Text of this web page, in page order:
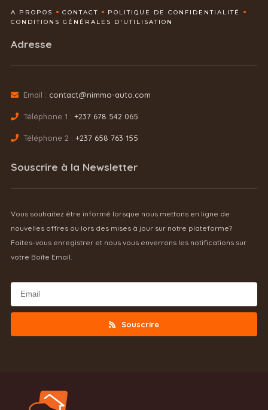
A PROPOS CONTACT
POLITIQUE DE CONFIDENTIALITÉ
CONDITIONS GÉNÉRALES D'UTILISATION
Adresse
Email : contact@nimmo-auto.com
Téléphone 1 : +237 678 542 065
Téléphone 2 : +237 658 763 155
Souscrire à la Newsletter
Vous souhaitez être informé lorsque nous mettons en ligne de
nouvelles offres ou lors des mises à jour sur notre plateforme?
Faites-vous enregistrer et nous vous enverrons les notifications sur
votre Boîte Email.
Souscrire